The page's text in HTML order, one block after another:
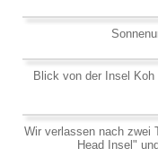
Blick von der Insel
Wir verlassen nach zwei
Head Insel"